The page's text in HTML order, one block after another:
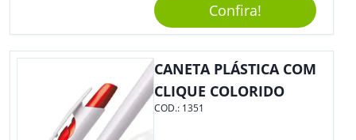
Confira!
CANETA PLÁSTICA COM
CLIQUE COLORIDO
COD.: 1351